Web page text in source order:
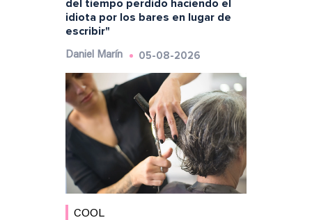
del tiempo perdido haciendo el
idiota por los bares en lugar de
escribir"
Daniel Marín 05-08-2026
COOL